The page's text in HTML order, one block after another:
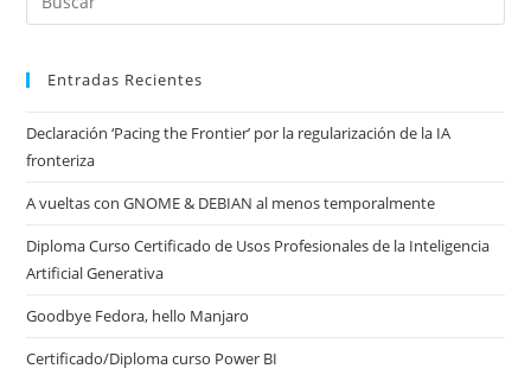
Entradas Recientes
Declaración ‘Pacing the Frontier’ por la regularización de la IA
fronteriza
A vueltas con GNOME & DEBIAN al menos temporalmente
Diploma Curso Certificado de Usos Profesionales de la Inteligencia
Artificial Generativa
Goodbye Fedora, hello Manjaro
Certificado/Diploma curso Power BI